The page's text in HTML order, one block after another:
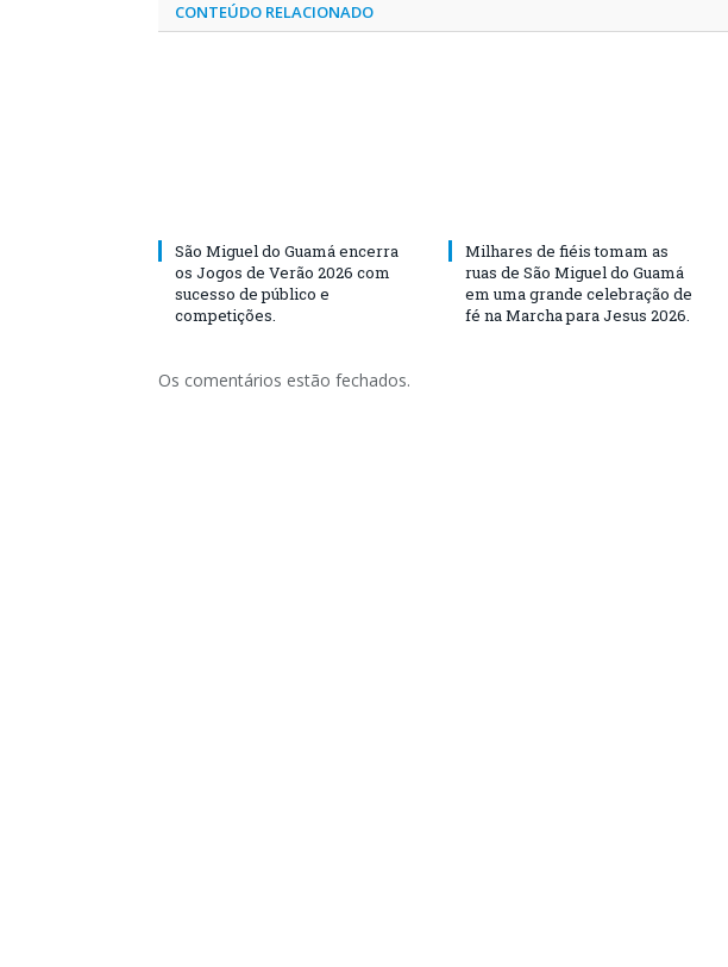
CONTEÚDO RELACIONADO
São Miguel do Guamá encerra
os Jogos de Verão 2026 com
sucesso de público e
competições.
Milhares de fiéis tomam as
ruas de São Miguel do Guamá
em uma grande celebração de
fé na Marcha para Jesus 2026.
Os comentários estão fechados.